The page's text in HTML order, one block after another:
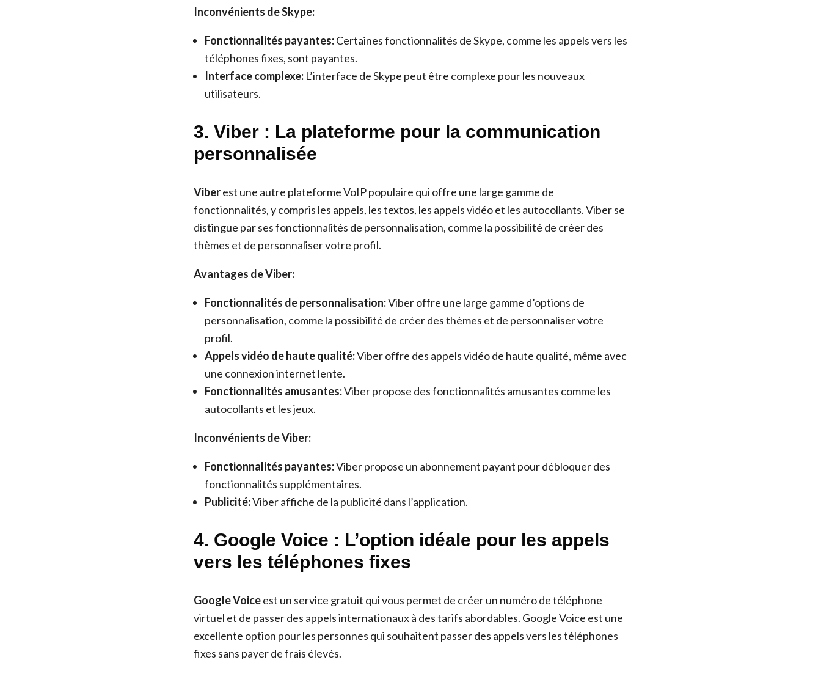
Inconvénients de Skype:
Fonctionnalités payantes:Certaines fonctionnalités de Skype, comme les appels vers les
téléphones fixes, sont payantes.
Interface complexe: L’interface de Skype peut être complexe pour les nouveaux
utilisateurs.
3. Viber : La plateforme pour la communication
personnalisée
Viberest une autre plateforme VoIP populaire qui offre une large gamme de
fonctionnalités, y compris les appels, les textos, les appels vidéo et les autocollants. Viber se
distingue par ses fonctionnalités de personnalisation, comme la possibilité de créer des
thèmes et de personnaliser votre profil.
Avantages de Viber:
Fonctionnalités de personnalisation:Viber offre une large gamme d’options de
personnalisation, comme la possibilité de créer des thèmes et de personnaliser votre
profil.
Appels vidéo de haute qualité:Viber offre des appels vidéo de haute qualité, même avec
une connexion internet lente.
Fonctionnalités amusantes:Viber propose des fonctionnalités amusantes comme les
autocollants et les jeux.
Inconvénients de Viber:
Fonctionnalités payantes:Viber propose un abonnement payant pour débloquer des
fonctionnalités supplémentaires.
Publicité:Viber affiche de la publicité dans l’application.
4. Google Voice : L’option idéale pour les appels
vers les téléphones fixes
Google Voiceest un service gratuit qui vous permet de créer un numéro de téléphone
virtuel et de passer des appels internationaux à des tarifs abordables. Google Voice est une
excellente option pour les personnes qui souhaitent passer des appels vers les téléphones
fixes sans payer de frais élevés.